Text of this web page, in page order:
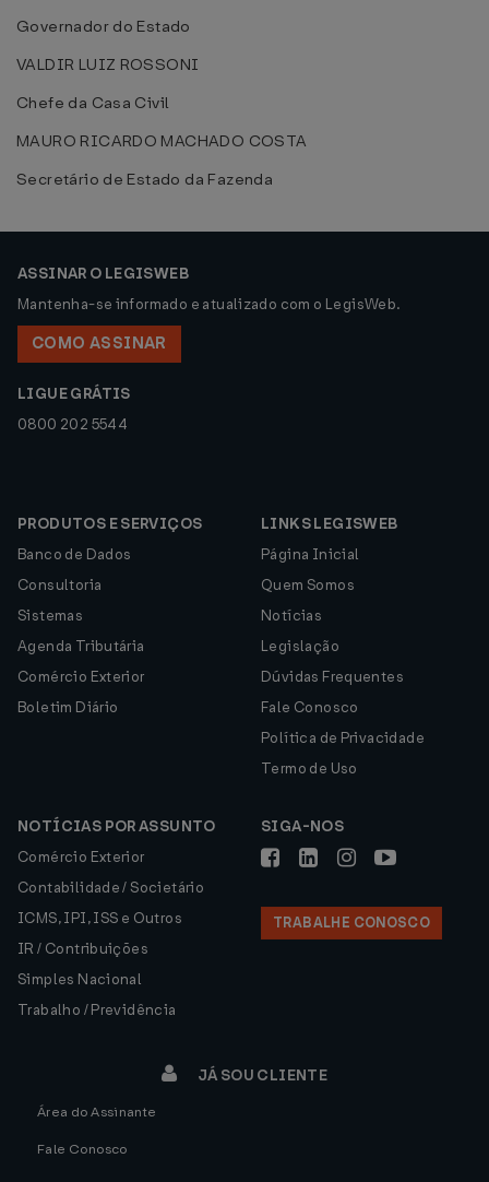
Governador do Estado
VALDIR LUIZ ROSSONI
Chefe da Casa Civil
MAURO RICARDO MACHADO COSTA
Secretário de Estado da Fazenda
ASSINAR O LEGISWEB
Mantenha-se informado e atualizado com o LegisWeb.
COMO ASSINAR
LIGUE GRÁTIS
0800 202 5544
PRODUTOS E SERVIÇOS
Banco de Dados
Consultoria
Sistemas
Agenda Tributária
Comércio Exterior
Boletim Diário
LINKS LEGISWEB
Página Inicial
Quem Somos
Notícias
Legislação
Dúvidas Frequentes
Fale Conosco
Política de Privacidade
Termo de Uso
NOTÍCIAS POR ASSUNTO
Comércio Exterior
Contabilidade / Societário
ICMS, IPI, ISS e Outros
IR / Contribuições
Simples Nacional
Trabalho / Previdência
SIGA-NOS
TRABALHE CONOSCO
JÁ SOU CLIENTE
Área do Assinante
Fale Conosco